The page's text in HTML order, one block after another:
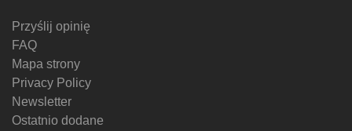
Przyślij opinię
FAQ
Mapa strony
Privacy Policy
Newsletter
Ostatnio dodane